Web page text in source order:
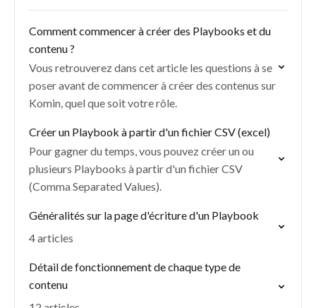
Comment commencer à créer des Playbooks et du
contenu ?
Vous retrouverez dans cet article les questions à se
poser avant de commencer à créer des contenus sur
Komin, quel que soit votre rôle.
Créer un Playbook à partir d'un fichier CSV (excel)
Pour gagner du temps, vous pouvez créer un ou
plusieurs Playbooks à partir d'un fichier CSV
(Comma Separated Values).
Généralités sur la page d'écriture d'un Playbook
4 articles
Détail de fonctionnement de chaque type de
contenu